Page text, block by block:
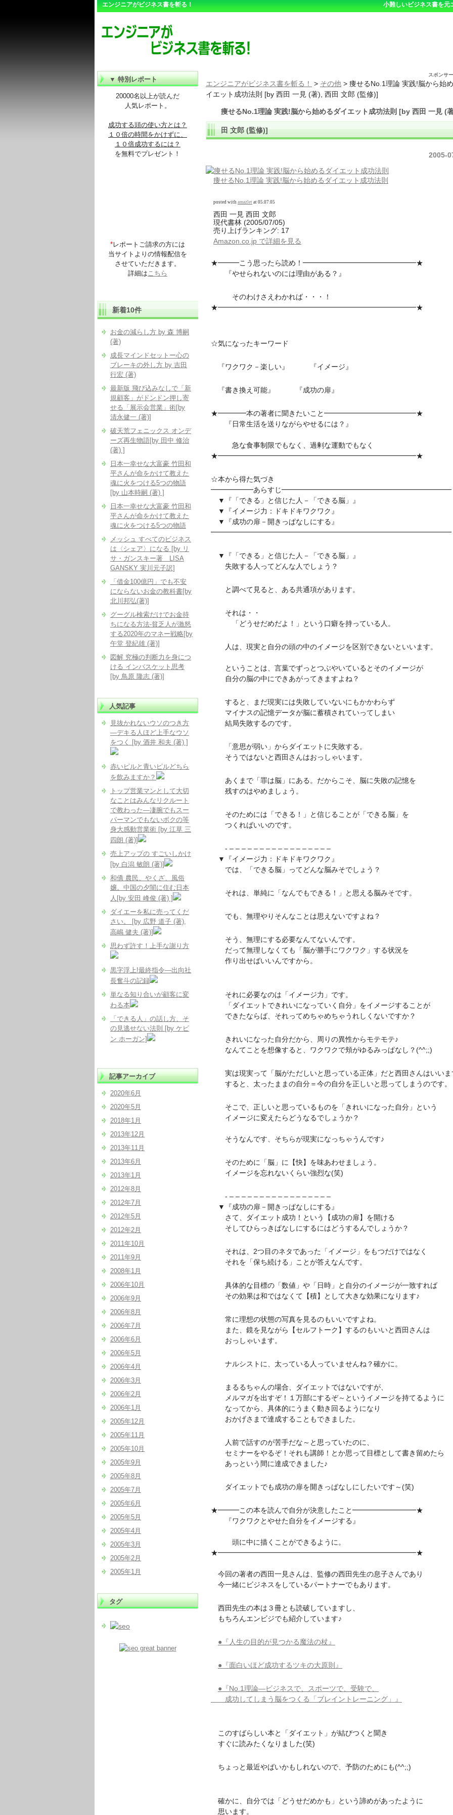
エンジニアがビジネス書を斬る！ 小難しいビジネス書を元
スポンサ
エンジニアがビジネス書を斬る！ > その他 > 痩せるNo.1理論 実践!脳から始
イエット成功法則 [by 西田 一見 (著), 西田 文郎 (監修)]
痩せるNo.1理論 実践!脳から始めるダイエット成功法則 [by 西田 一見 (
田 文郎 (監修)]
2005-
痩せるNo.1理論 実践!脳から始めるダイエット成功法則
posted with amazlet at 05.07.05
西田 一見 西田 文郎
現代書林 (2005/07/05)
売り上げランキング: 17
Amazon.co.jp で詳細を見る
★━━━こう思ったら読め！━━━━━━━━━━━━━━━━★
『やせられないのには理由がある？』
そのわけさえわかれば・・・！
★━━━━━━━━━━━━━━━━━━━━━━━━━━━━★
☆気になったキーワード
『ワクワク－楽しい』 『イメージ』
『書き換え可能』 『成功の扉』
★━━━━本の著者に聞きたいこと━━━━━━━━━━━━━★
『日常生活を送りながらやせるには？』
急な食事制限でもなく、過剰な運動でもなく
★━━━━━━━━━━━━━━━━━━━━━━━━━━━━★
☆本から得た気づき
━━━━━━あらすじ━━━━━━━━━━━━━━━━━━━━━━━━
▼『「できる」と信じた人－「できる脳」』
▼『イメージ力：ドキドキワクワク』
▼『成功の扉－開きっぱなしにする』
━━━━━━━━━━━━━━━━━━━━━━━━━━━━━━━━━━
▼『「できる」と信じた人－「できる脳」』
失敗する人ってどんな人でしょう？
と調べて見ると、ある共通項があります。
それは・・
「どうせだめだよ！」という口癖を持っている人。
人は、現実と自分の頭の中のイメージを区別できないといいます。
ということは、言葉でずっとつぶやいているとそのイメージが
自分の脳の中にできあがってきますよね？
すると、まだ現実には失敗していないにもかかわらず
マイナスの記憶データが脳に蓄積されていってしまい
結局失敗するのです。
「意思が弱い」からダイエットに失敗する。
そうではないと西田さんはおっしゃいます。
あくまで「罪は脳」にある。だからこそ、脳に失敗の記憶を
残すのはやめましょう。
そのためには「できる！」と信じることが「できる脳」を
つくればいいのです。
- – – – – – – – – – – – – – – – – –
▼『イメージ力：ドキドキワクワク』
では、「できる脳」ってどんな脳みそでしょう？
それは、単純に「なんでもできる！」と思える脳みそです。
でも、無理やりそんなことは思えないですよね？
そう、無理にする必要なんてないんです。
だって無理しなくても「脳が勝手にワクワク」する状況を
作り出せばいいんですから。
それに必要なのは「イメージ力」です。
「ダイエットできれいになっていく自分」をイメージすることが
できたならば、それってめちゃめちゃうれしくないですか？
きれいになった自分だから、周りの異性からモテモテ♪
なんてことを想像すると、ワクワクで頬がゆるみっぱなし？(^^;;)
実は現実って「脳がただしいと思っている正体」だと西田さんはいいま
すると、太ったままの自分＝今の自分を正しいと思ってしまうのです。
そこで、正しいと思っているものを「きれいになった自分」という
イメージに変えたらどうなるでしょうか？
そうなんです、そちらが現実になっちゃうんです♪
そのために「脳」に【快】を味あわせましょう。
イメージを忘れないくらい強烈な(笑)
- – – – – – – – – – – – – – – – – –
▼『成功の扉－開きっぱなしにする』
さて、ダイエット成功！という【成功の扉】を開ける
そしてひらっきぱなしにするにはどうするんでしょうか？
それは、2つ目のネタであった「イメージ」をもつだけではなく
それを「保ち続ける」ことが答えなんです。
具体的な目標の「数値」や「日時」と自分のイメージが一致すれば
その効果は和ではなくて【積】として大きな効果になります♪
常に理想の状態の写真を見るのもいいですよね。
また、鏡を見ながら【セルフトーク】するのもいいと西田さんは
おっしゃいます。
ナルシストに、太っている人っていませんね？確かに。
まるるちゃんの場合、ダイエットではないですが、
メルマガを出すぞ！１万部にするぞ～というイメージを持てるように
なってから、具体的にうまく動き回るようになり
おかげさまで達成することもできました。
人前で話すのが苦手だな～と思っていたのに、
セミナーをやるぞ！それも講師！とか思って目標として書き留めたら
あっという間に達成できました♪
ダイエットでも成功の扉を開きっぱなしにしたいです～(笑)
★━━━この本を読んで自分が決意したこと━━━━━━━━━★
『ワクワクとやせた自分をイメージする』
頭に中に描くことができるように。
★━━━━━━━━━━━━━━━━━━━━━━━━━━━━★
今回の著者の西田一見さんは、監修の西田先生の息子さんであり
今一緒にビジネスをしているパートナーでもあります。
西田先生の本は３冊とも読破していますし、
もちろんエンビジでも紹介しています♪
●『人生の目的が見つかる魔法の杖』
●『面白いほど成功するツキの大原則』
●『No.1理論―ビジネスで、スポーツで、受験で、
成功してしまう脳をつくる「ブレイントレーニング」』
このすばらしい本と「ダイエット」が結びつくと聞き
すぐに読みたくなりました(笑)
ちょっと最近やばいかもしれないので、予防のためにも(^^;;)
確かに、自分では「どうせだめかも」という諦めがあったように
思います。
▼ 特別レポート
20000名以上が読んだ
人気レポート。
成功する頭の使い方とは？
１０倍の時間をかけずに、
１０倍成功するには？
を無料でプレゼント！
*レポートご請求の方には
当サイトよりの情報配信を
させていただきます。
詳細はこちら
新着10件
お金の減らし方 by 森 博嗣
(著)
成長マインドセットー心の
ブレーキの外し方 by 吉田
行宏 (著)
最新版 飛び込みなしで「新
規顧客」がドンドン押し寄
せる「展示会営業」術[by
清永健一 (著)]
破天荒フェニックス オンデ
ーズ再生物語[by 田中 修治
(著) ]
日本一幸せな大富豪 竹田和
平さんが命をかけて教えた
魂に火をつける5つの物語
[by 山本時嗣 (著) ]
日本一幸せな大富豪 竹田和
平さんが命をかけて教えた
魂に火をつける5つの物語
メッシュ すべてのビジネス
は〈シェア〉になる [by リ
サ・ガンスキー著 LISA
GANSKY 実川元子訳]
「借金100億円」でも不安
にならないお金の教科書[by
北川邦弘(著)]
グーグル検索だけでお金持
ちになる方法-貧乏人が激怒
する2020年のマネー戦略[by
午堂 登紀雄 (著)]
図解 究極の判断力を身につ
ける インバスケット思考
[by 鳥原 隆志 (著)]
人気記事
見抜かれないウソのつき方
―デキる人ほど上手なウソ
をつく [by 酒井 和夫 (著) ]
赤いピルと青いピルどちら
を飲みますか？
トップ営業マンとして大切
なことはみんなリクルート
で教わった―凄腕でもスー
パーマンでもないボクの等
身大感動営業術 [by 江草 三
四朗 (著)]
売上アップの すごいしかけ
[by 白潟 敏朗 (著)]
和僑 農民、やくざ、風俗
嬢。中国の夕闇に住む日本
人[by 安田 峰俊 (著) ]
ダイエーを私に売ってくだ
さい。 [by 広野 道子 (著),
高嶋 健夫 (著)]
思わず許す！上手な謝り方
黒字浮上!最終指令―出向社
長奮斗の記録
単なる知り合いが顧客に変
わる本
「できる人」の話し方、そ
の見逃せない法則 [by ケビ
ン ホーガン]
記事アーカイブ
2020年6月
2020年5月
2018年1月
2013年12月
2013年11月
2013年6月
2013年1月
2012年8月
2012年7月
2012年5月
2012年2月
2011年10月
2011年9月
2008年1月
2006年10月
2006年9月
2006年8月
2006年7月
2006年6月
2006年5月
2006年4月
2006年3月
2006年2月
2006年1月
2005年12月
2005年11月
2005年10月
2005年9月
2005年8月
2005年7月
2005年6月
2005年5月
2005年4月
2005年3月
2005年2月
2005年1月
タグ